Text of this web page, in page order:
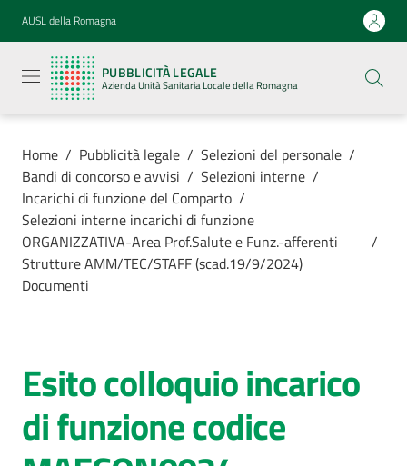
Vai al contenuto
Vai alla navigazione
Vai al footer
AUSL della Romagna
PUBBLICITÀ LEGALE
Azienda Unità Sanitaria Locale della Romagna
legale
Azienda
Unità
Locale della
Azienda
cura
AUSL
Comunica
Home / Pubblicità legale / Selezioni del personale /
Bandi di concorso e avvisi / Selezioni interne /
Incarichi di funzione del Comparto /
Selezioni interne incarichi di funzione
ORGANIZZATIVA-Area Prof.Salute e Funz.-afferenti
Strutture AMM/TEC/STAFF (scad.19/9/2024)
/
Documenti
Esito colloquio incarico
di funzione codice